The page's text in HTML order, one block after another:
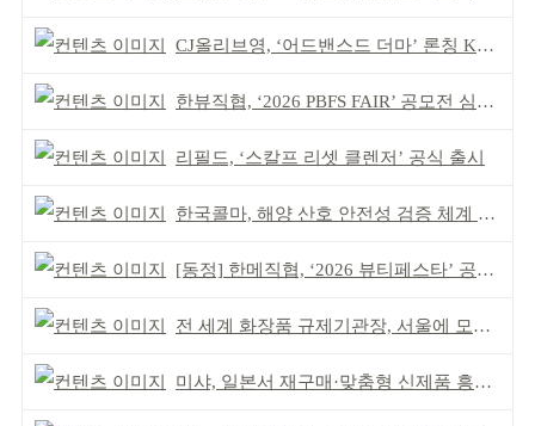
CJ올리브영, ‘어드밴스드 더마’ 론칭 K더마 육성 박차
한뷰직협, ‘2026 PBFS FAIR’ 공모전 심사 성료
리필드, ‘스칼프 리셋 클렌저’ 공식 출시
한국콜마, 해양 산호 안전성 검증 체계 구축
[동정] 한메직협, ‘2026 뷰티페스타’ 공동 주최
전 세계 화장품 규제기관장, 서울에 모인다
미샤, 일본서 재구매·맞춤형 신제품 흥행 ‘쌍끌이’